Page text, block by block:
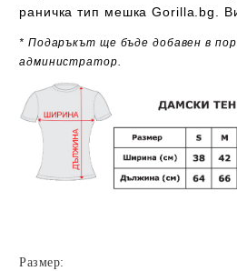
раничка тип мешка Gorilla.bg.
* Подаръкът ще бъде добавен в
администратор.
Размер: